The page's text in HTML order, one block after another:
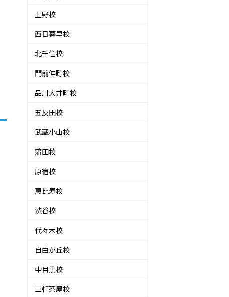
上野校
西日暮里校
北千住校
門前仲町校
品川大井町校
五反田校
武蔵小山校
蒲田校
原宿校
恵比寿校
渋谷校
代々木校
自由が丘校
中目黒校
三軒茶屋校